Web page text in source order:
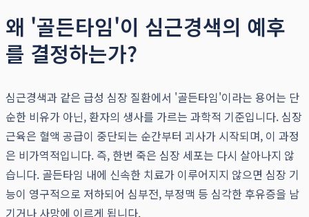
왜 '골든타임'이 심근경색의 예후
를 결정하는가?
심근경색과 같은 급성 심장 질환에서 '골든타임'이라는 용어는 단
순한 비유가 아닌, 환자의 생사를 가르는 과학적 기준입니다. 심장
근육은 혈액 공급이 중단되는 순간부터 괴사가 시작되며, 이 과정
은 비가역적입니다. 즉, 한번 죽은 심장 세포는 다시 살아나지 않
습니다. 골든타임 내에 신속한 치료가 이루어지지 않으면 심장 기
능이 영구적으로 저하되어 심부전, 부정맥 등 심각한 후유증을 남
기거나 사망에 이르게 됩니다.